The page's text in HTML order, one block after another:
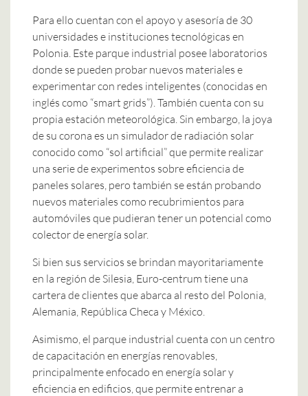
Para ello cuentan con el apoyo y asesoría de 30
universidades e instituciones tecnológicas en
Polonia. Este parque industrial posee laboratorios
donde se pueden probar nuevos materiales e
experimentar con redes inteligentes (conocidas en
inglés como “smart grids”). También cuenta con su
propia estación meteorológica. Sin embargo, la joya
de su corona es un simulador de radiación solar
conocido como “sol artificial” que permite realizar
una serie de experimentos sobre eficiencia de
paneles solares, pero también se están probando
nuevos materiales como recubrimientos para
automóviles que pudieran tener un potencial como
colector de energía solar.
Si bien sus servicios se brindan mayoritariamente
en la región de Silesia, Euro-centrum tiene una
cartera de clientes que abarca al resto del Polonia,
Alemania, República Checa y México.
Asimismo, el parque industrial cuenta con un centro
de capacitación en energías renovables,
principalmente enfocado en energía solar y
eficiencia en edificios, que permite entrenar a